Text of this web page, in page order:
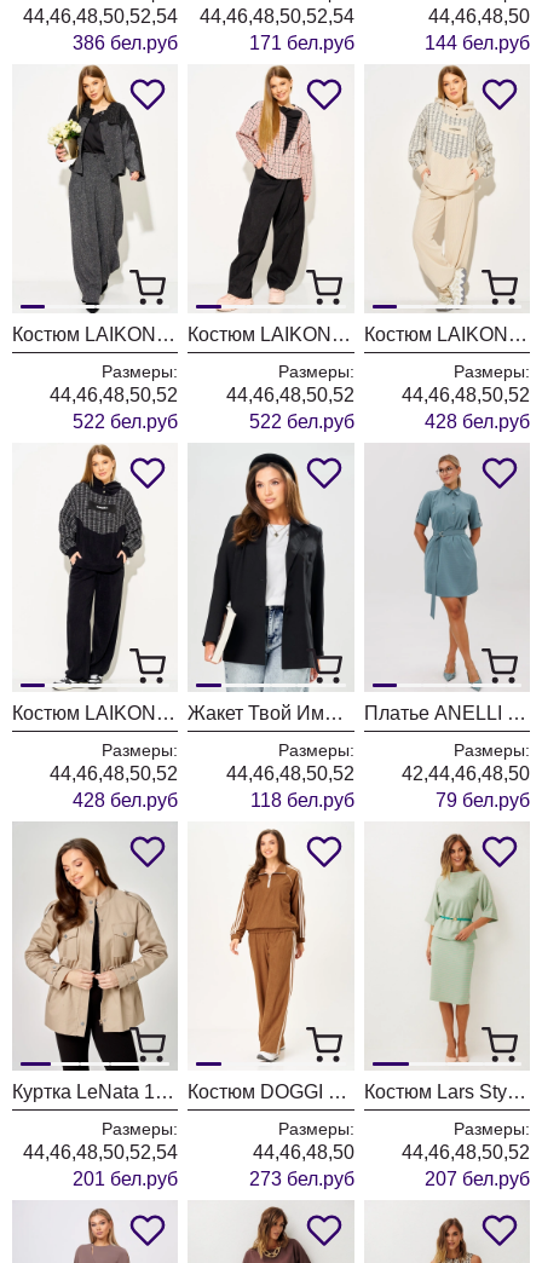
44,46,48,50,52,54
386 бел.руб
44,46,48,50,52,54
171 бел.руб
44,46,48,50
144 бел.руб
Костюм LAIKONY L-974 графит
Размеры:
44,46,48,50,52
522 бел.руб
Костюм LAIKONY L-874 черный
Размеры:
44,46,48,50,52
522 бел.руб
Костюм LAIKONY L-574 экрю
Размеры:
44,46,48,50,52
428 бел.руб
Костюм LAIKONY L-574 черный
Размеры:
44,46,48,50,52
428 бел.руб
Жакет Твой Имидж 2558 черный
Размеры:
44,46,48,50,52
118 бел.руб
Платье ANELLI LAUREL 1651 винтажный голубой
Размеры:
42,44,46,48,50
79 бел.руб
Куртка LeNata 13559 бежевый
Размеры:
44,46,48,50,52,54
201 бел.руб
Костюм DOGGI 26250 карамель
Размеры:
44,46,48,50
273 бел.руб
Костюм Lars Style 1254 зелено-розовый
Размеры:
44,46,48,50,52
207 бел.руб